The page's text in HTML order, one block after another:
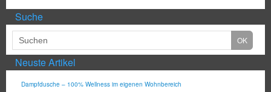
Suche
Neuste Artikel
Dampfdusche – 100% Wellness im eigenen Wohnbereich